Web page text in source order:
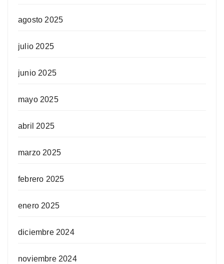
agosto 2025
julio 2025
junio 2025
mayo 2025
abril 2025
marzo 2025
febrero 2025
enero 2025
diciembre 2024
noviembre 2024